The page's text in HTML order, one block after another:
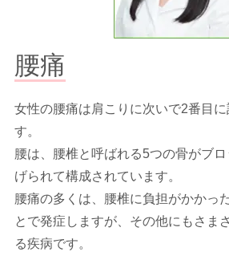
腰痛
女性の腰痛は肩こりに次いで2番目
す。
腰は、腰椎と呼ばれる5つの骨がブ
げられて構成されています。
腰痛の多くは、腰椎に負担がかかっ
とで発症しますが、その他にもさま
る疾病です。